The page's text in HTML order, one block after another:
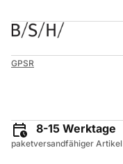
GPSR
8-15 Werktage
paketversandfähiger Artikel